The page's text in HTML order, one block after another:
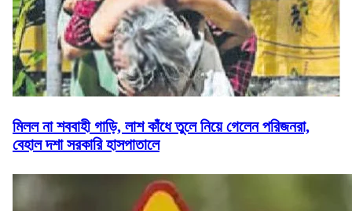
মিলল না শববাহী গাড়ি, লাশ কাঁধে তুলে নিয়ে গেলেন পরিজনরা,
বেহাল দশা সরকারি হাসপাতালে